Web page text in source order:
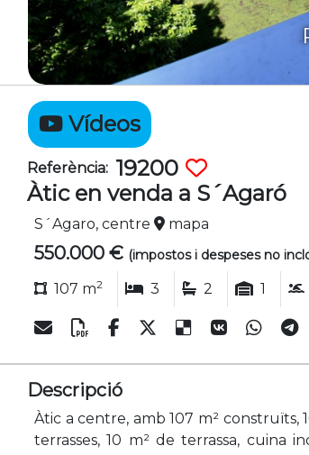
Vídeos
Referència: 19200
Àtic en venda a S´Agaró
S´Agaro, centre mapa
550.000 € (impostos i despeses no
107 m2 3 2 1
Descripció
Àtic a centre, amb 107 m² construïts,
terrasses, 10 m² de terrassa, cuina